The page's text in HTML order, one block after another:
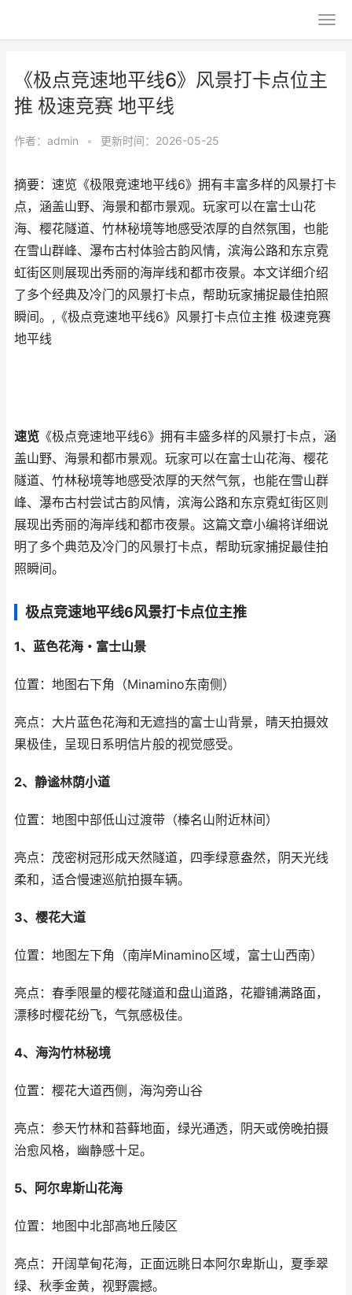
《极点竞速地平线6》风景打卡点位主
推 极速竞赛 地平线
作者： admin • 更新时间：2026-05-25
摘要：速览《极限竞速地平线6》拥有丰富多样的风景打卡
点，涵盖山野、海景和都市景观。玩家可以在富士山花
海、樱花隧道、竹林秘境等地感受浓厚的自然氛围，也能
在雪山群峰、瀑布古村体验古韵风情，滨海公路和东京霓
虹街区则展现出秀丽的海岸线和都市夜景。本文详细介绍
了多个经典及冷门的风景打卡点，帮助玩家捕捉最佳拍照
瞬间。,《极点竞速地平线6》风景打卡点位主推 极速竞赛
地平线
速览 《极点竞速地平线6》拥有丰盛多样的风景打卡点，涵
盖山野、海景和都市景观。玩家可以在富士山花海、樱花
隧道、竹林秘境等地感受浓厚的天然气氛，也能在雪山群
峰、瀑布古村尝试古韵风情，滨海公路和东京霓虹街区则
展现出秀丽的海岸线和都市夜景。这篇文章小编将详细说
明了多个典范及冷门的风景打卡点，帮助玩家捕捉最佳拍
照瞬间。
极点竞速地平线6风景打卡点位主推
1、蓝色花海・富士山景
位置：地图右下角（Minamino东南侧）
亮点：大片蓝色花海和无遮挡的富士山背景，晴天拍摄效
果极佳，呈现日系明信片般的视觉感受。
2、静谧林荫小道
位置：地图中部低山过渡带（榛名山附近林间）
亮点：茂密树冠形成天然隧道，四季绿意盎然，阴天光线
柔和，适合慢速巡航拍摄车辆。
3、樱花大道
位置：地图左下角（南岸Minamino区域，富士山西南）
亮点：春季限量的樱花隧道和盘山道路，花瓣铺满路面，
漂移时樱花纷飞，气氛感极佳。
4、海沟竹林秘境
位置：樱花大道西侧，海沟旁山谷
亮点：参天竹林和苔藓地面，绿光通透，阴天或傍晚拍摄
治愈风格，幽静感十足。
5、阿尔卑斯山花海
位置：地图中北部高地丘陵区
亮点：开阔草甸花海，正面远眺日本阿尔卑斯山，夏季翠
绿、秋季金黄，视野震撼。